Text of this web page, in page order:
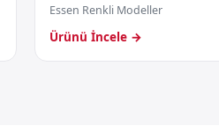
Essen Renkli Modeller
Ürünü İncele →